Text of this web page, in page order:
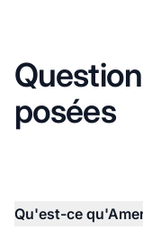
posées
Qu'est-ce